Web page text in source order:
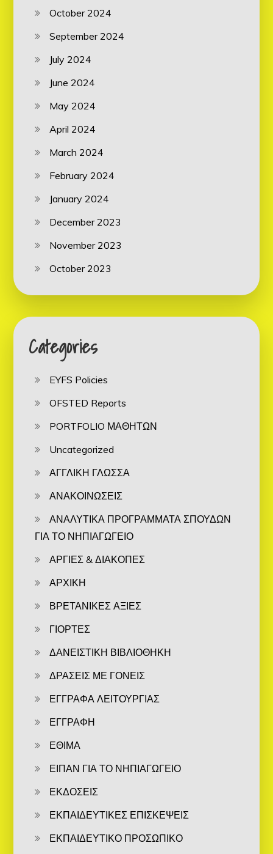
October 2024
September 2024
July 2024
June 2024
May 2024
April 2024
March 2024
February 2024
January 2024
December 2023
November 2023
October 2023
Categories
EYFS Policies
OFSTED Reports
PORTFOLIO ΜΑΘΗΤΩΝ
Uncategorized
ΑΓΓΛΙΚΗ ΓΛΩΣΣΑ
ΑΝΑΚΟΙΝΩΣΕΙΣ
ΑΝΑΛΥΤΙΚΑ ΠΡΟΓΡΑΜΜΑΤΑ ΣΠΟΥΔΩΝ
ΓΙΑ ΤΟ ΝΗΠΙΑΓΩΓΕΙΟ
ΑΡΓΙΕΣ & ΔΙΑΚΟΠΕΣ
ΑΡΧΙΚΗ
ΒΡΕΤΑΝΙΚΕΣ ΑΞΙΕΣ
ΓΙΟΡΤΕΣ
ΔΑΝΕΙΣΤΙΚΗ ΒΙΒΛΙΟΘΗΚΗ
ΔΡΑΣΕΙΣ ΜΕ ΓΟΝΕΙΣ
ΕΓΓΡΑΦΑ ΛΕΙΤΟΥΡΓΙΑΣ
ΕΓΓΡΑΦΗ
ΕΘΙΜΑ
ΕΙΠΑΝ ΓΙΑ ΤΟ ΝΗΠΙΑΓΩΓΕΙΟ
ΕΚΔΟΣΕΙΣ
ΕΚΠΑΙΔΕΥΤΙΚΕΣ ΕΠΙΣΚΕΨΕΙΣ
ΕΚΠΑΙΔΕΥΤΙΚΟ ΠΡΟΣΩΠΙΚΟ